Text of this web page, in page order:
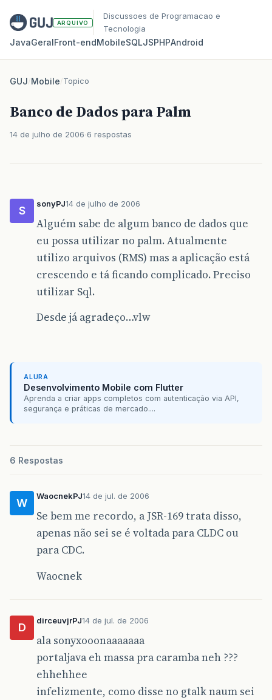
ARQUIVO
Discussoes de Programacao e
Tecnologia
JavaGeralFront‑endMobileSQLJSPHPAndroid
GUJ/Mobile/Topico
Banco de Dados para Palm
14 de julho de 2006 6 respostas
S
sonyPJ14 de julho de 2006
Alguém sabe de algum banco de dados que
eu possa utilizar no palm. Atualmente
utilizo arquivos (RMS) mas a aplicação está
crescendo e tá ficando complicado. Preciso
utilizar Sql.
Desde já agradeço…vlw
ALURA
Desenvolvimento Mobile com Flutter
Aprenda a criar apps completos com autenticação via API,
segurança e práticas de mercado....
6 Respostas
W
WaocnekPJ14 de jul. de 2006
Se bem me recordo, a JSR-169 trata disso,
apenas não sei se é voltada para CLDC ou
para CDC.
Waocnek
D
dirceuvjrPJ14 de jul. de 2006
ala sonyxooonaaaaaaa
portaljava eh massa pra caramba neh ???
ehhehhee
infelizmente, como disse no gtalk naum sei